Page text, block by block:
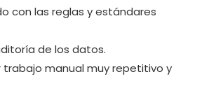
con las reglas y estándares
de los datos.
trabajo manual muy repetitivo y